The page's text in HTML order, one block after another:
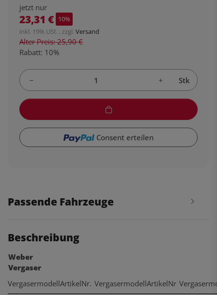
jetzt nur
23,31 € 10%
inkl. 19% USt. , zzgl. Versand
Alter Preis: 25,90 €
Rabatt: 10%
Stk
Consent erteilen
Passende Fahrzeuge
Beschreibung
Weber
Vergaser
VergasermodellArtikelNr. VergasermodellArtikelNr